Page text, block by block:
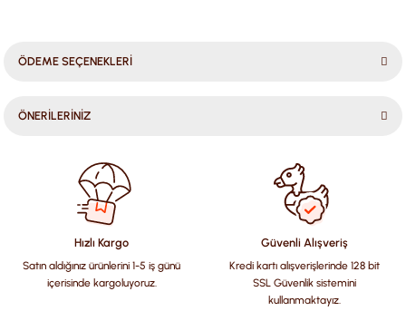
ÖDEME SEÇENEKLERİ
ÖNERİLERİNİZ
konularda yetersiz gördüğünüz noktaları öneri formunu
kullanarak tarafımıza iletebilirsiniz.
Görüş ve önerileriniz için teşekkür ederiz.
Ürün resmi kalitesiz, bozuk veya görüntülenemiyor.
Ürün açıklamasında eksik bilgiler bulunuyor.
Hızlı Kargo
Satın aldığınız ürünlerini 1-5 iş günü
içerisinde kargoluyoruz.
Güvenli Alışveriş
Kredi kartı alışverişlerinde 128 bit
SSL Güvenlik sistemini
kullanmaktayız.